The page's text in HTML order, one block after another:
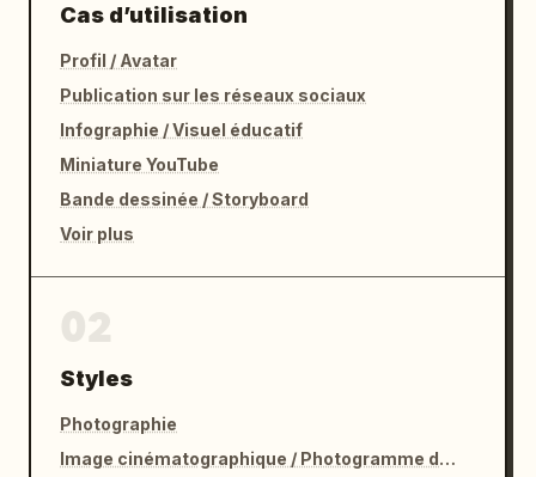
Cas d’utilisation
Profil / Avatar
Publication sur les réseaux sociaux
Infographie / Visuel éducatif
Miniature YouTube
Bande dessinée / Storyboard
Voir plus
Styles
Photographie
Image cinématographique / Photogramme de film